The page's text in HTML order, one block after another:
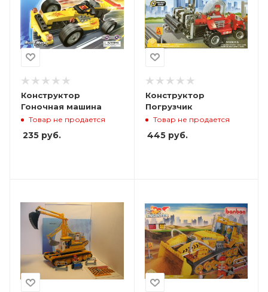
Конструктор
Гоночная машина
Товар не продается
235 руб.
Конструктор
Погрузчик
Товар не продается
445руб.